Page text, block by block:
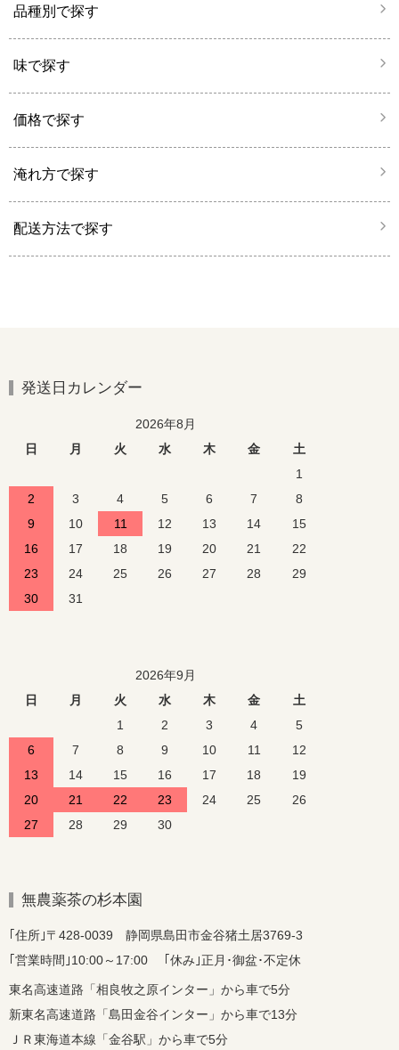
品種別で探す
味で探す
価格で探す
淹れ方で探す
配送方法で探す
無農薬茶の杉本園
｢住所｣〒428-0039 静岡県島田市金谷猪土居3769-3
｢営業時間｣10:00～17:00 ｢休み｣正月･御盆･不定休
東名高速道路「相良牧之原インター」から車で5分
新東名高速道路「島田金谷インター」から車で13分
ＪＲ東海道本線「金谷駅」から車で5分
発送日カレンダー
2026年8月
日
月 火 水 木 金
土
1
2
3 4 5 6 7
8
9
10 11 12 13 14
15
16
17 18 19 20 21
22
23
24 25 26 27 28
29
30
31
2026年9月
日
月 火 水 木 金
土
1
2 3 4
5
6
7 8 9 10 11
12
13
14 15 16 17 18
19
20
21 22 23 24 25
26
27
28 29 30